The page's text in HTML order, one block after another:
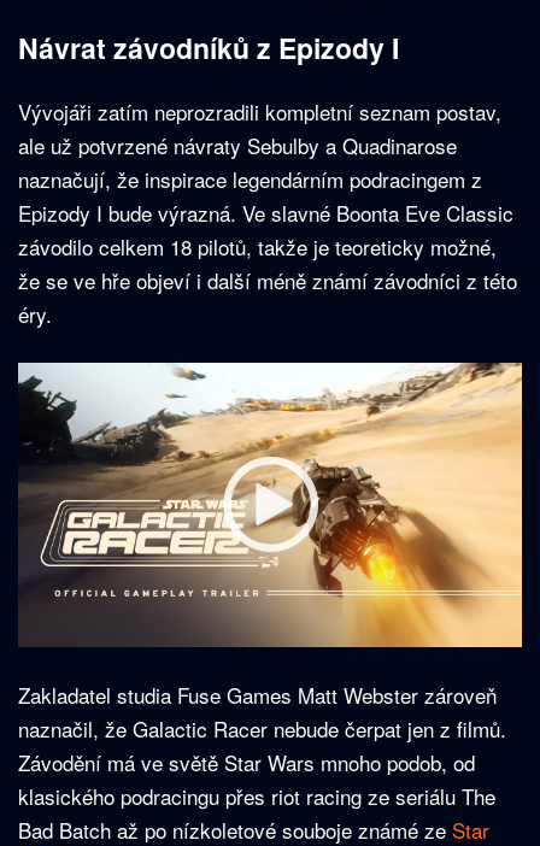
Návrat závodníků z Epizody I
Vývojáři zatím neprozradili kompletní seznam postav,
ale už potvrzené návraty Sebulby a Quadinarose
naznačují, že inspirace legendárním podracingem z
Epizody I bude výrazná. Ve slavné Boonta Eve Classic
závodilo celkem 18 pilotů, takže je teoreticky možné,
že se ve hře objeví i další méně známí závodníci z této
éry.
Zakladatel studia Fuse Games Matt Webster zároveň
naznačil, že Galactic Racer nebude čerpat jen z filmů.
Závodění má ve světě Star Wars mnoho podob, od
klasického podracingu přes riot racing ze seriálu The
Bad Batch až po nízkoletové souboje známé ze Star